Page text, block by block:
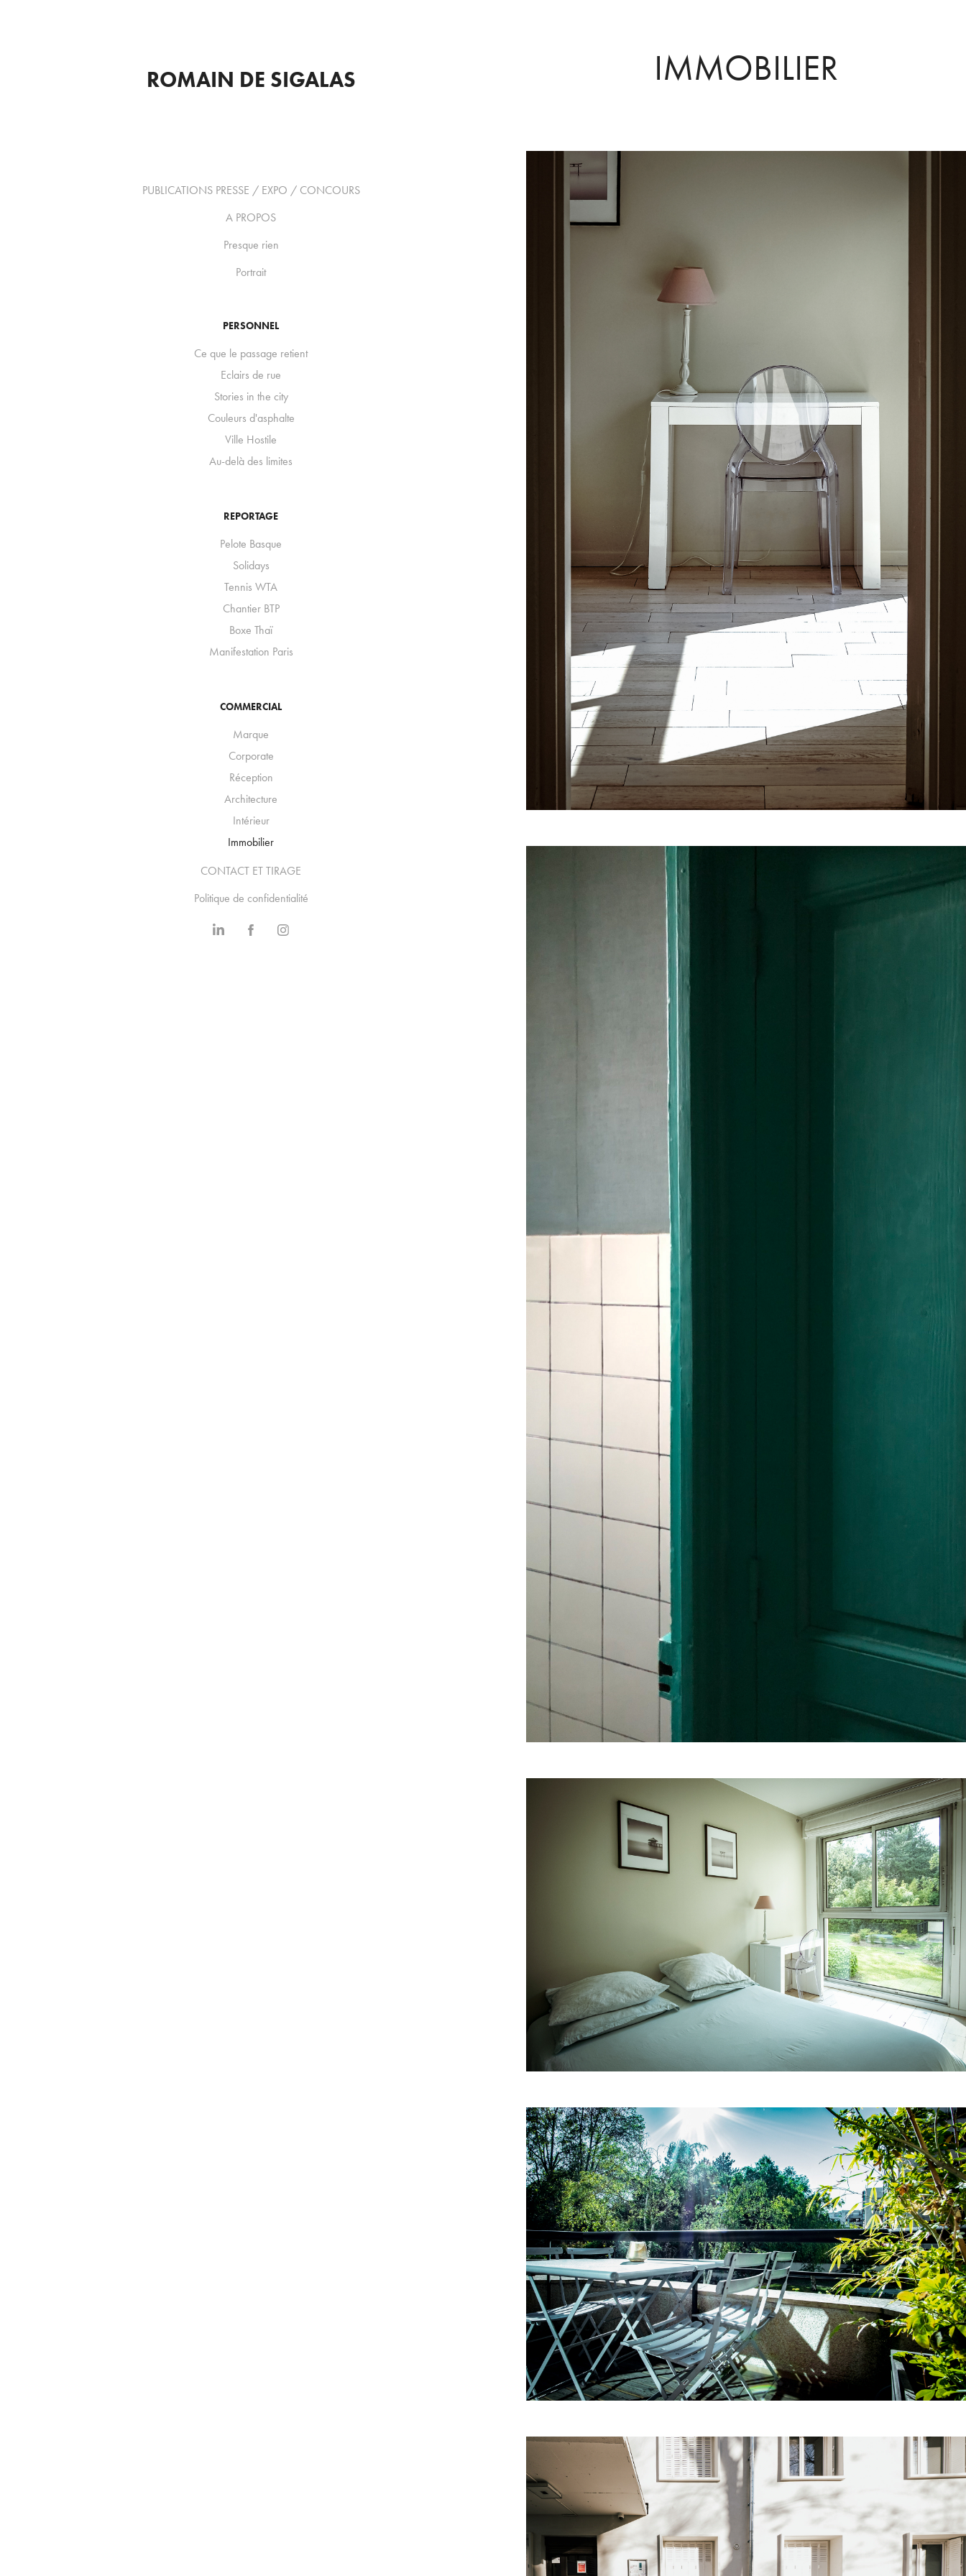
ROMAIN DE SIGALAS
PUBLICATIONS PRESSE / EXPO / CONCOURS
A PROPOS
Presque rien
Portrait
PERSONNEL
Ce que le passage retient
Eclairs de rue
Stories in the city
Couleurs d'asphalte
Ville Hostile
Au-delà des limites
REPORTAGE
Pelote Basque
Solidays
Tennis WTA
Chantier BTP
Boxe Thaï
Manifestation Paris
COMMERCIAL
Marque
Corporate
Réception
Architecture
Intérieur
Immobilier
CONTACT ET TIRAGE
Politique de confidentialité
IMMOBILIER